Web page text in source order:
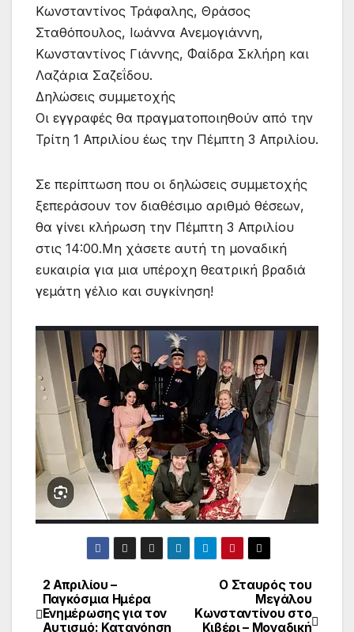
Κωνσταντίνος Τράφαλης, Θράσος
Σταθόπουλος, Ιωάννα Ανεμογιάννη,
Κωνσταντίνος Γιάννης, Φαίδρα Σκλήρη και
Λαζάρια Σαζεΐδου.
Δηλώσεις συμμετοχής
Οι εγγραφές θα πραγματοποιηθούν από την
Τρίτη 1 Απριλίου έως την Πέμπτη 3 Απριλίου.
Σε περίπτωση που οι δηλώσεις συμμετοχής
ξεπεράσουν τον διαθέσιμο αριθμό θέσεων,
θα γίνει κλήρωση την Πέμπτη 3 Απριλίου
στις 14:00.Μη χάσετε αυτή τη μοναδική
ευκαιρία για μια υπέροχη θεατρική βραδιά
γεμάτη γέλιο και συγκίνηση!
Ο Σταυρός του
Μεγάλου
Κωνσταντίνου στο
Κιβέρι – Μοναδική
2 Απριλίου –
Παγκόσμια Ημέρα
Ενημέρωσης για τον
Αυτισμό: Κατανόηση